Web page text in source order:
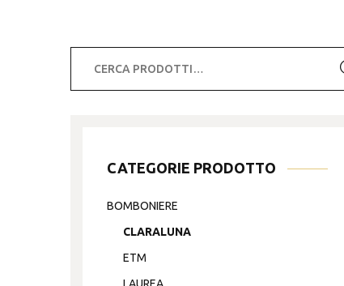
CATEGORIE PRODOTTO
BOMBONIERE
CLARALUNA
ETM